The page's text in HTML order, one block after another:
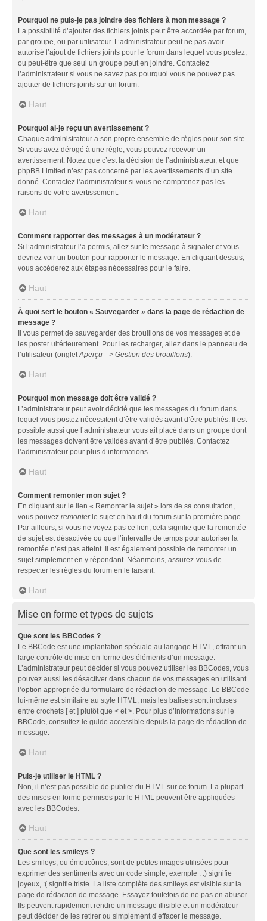
Pourquoi ne puis-je pas joindre des fichiers à mon message ?
La possibilité d’ajouter des fichiers joints peut être accordée par forum,
par groupe, ou par utilisateur. L’administrateur peut ne pas avoir
autorisé l’ajout de fichiers joints pour le forum dans lequel vous postez,
ou peut-être que seul un groupe peut en joindre. Contactez
l’administrateur si vous ne savez pas pourquoi vous ne pouvez pas
ajouter de fichiers joints sur un forum.
Haut
Pourquoi ai-je reçu un avertissement ?
Chaque administrateur a son propre ensemble de règles pour son site.
Si vous avez dérogé à une règle, vous pouvez recevoir un
avertissement. Notez que c’est la décision de l’administrateur, et que
phpBB Limited n’est pas concerné par les avertissements d’un site
donné. Contactez l’administrateur si vous ne comprenez pas les
raisons de votre avertissement.
Haut
Comment rapporter des messages à un modérateur ?
Si l’administrateur l’a permis, allez sur le message à signaler et vous
devriez voir un bouton pour rapporter le message. En cliquant dessus,
vous accéderez aux étapes nécessaires pour le faire.
Haut
À quoi sert le bouton « Sauvegarder » dans la page de rédaction de
message ?
Il vous permet de sauvegarder des brouillons de vos messages et de
les poster ultérieurement. Pour les recharger, allez dans le panneau de
l’utilisateur (onglet Aperçu --> Gestion des brouillons).
Haut
Pourquoi mon message doit être validé ?
L’administrateur peut avoir décidé que les messages du forum dans
lequel vous postez nécessitent d’être validés avant d’être publiés. Il est
possible aussi que l’administrateur vous ait placé dans un groupe dont
les messages doivent être validés avant d’être publiés. Contactez
l’administrateur pour plus d’informations.
Haut
Comment remonter mon sujet ?
En cliquant sur le lien « Remonter le sujet » lors de sa consultation,
vous pouvez remonterle sujet en haut du forum sur la première page.
Par ailleurs, si vous ne voyez pas ce lien, cela signifie que la remontée
de sujet est désactivée ou que l’intervalle de temps pour autoriser la
remontée n’est pas atteint. Il est également possible de remonter un
sujet simplement en y répondant. Néanmoins, assurez-vous de
respecter les règles du forum en le faisant.
Haut
Mise en forme et types de sujets
Que sont les BBCodes ?
Le BBCode est une implantation spéciale au langage HTML, offrant un
large contrôle de mise en forme des éléments d’un message.
L’administrateur peut décider si vous pouvez utiliser les BBCodes, vous
pouvez aussi les désactiver dans chacun de vos messages en utilisant
l’option appropriée du formulaire de rédaction de message. Le BBCode
lui-même est similaire au style HTML, mais les balises sont incluses
entre crochets [ et ] plutôt que < et >. Pour plus d’informations sur le
BBCode, consultez le guide accessible depuis la page de rédaction de
message.
Haut
Puis-je utiliser le HTML ?
Non, il n’est pas possible de publier du HTML sur ce forum. La plupart
des mises en forme permises par le HTML peuvent être appliquées
avec les BBCodes.
Haut
Que sont les smileys ?
Les smileys, ou émoticônes, sont de petites images utilisées pour
exprimer des sentiments avec un code simple, exemple : :) signifie
joyeux, :( signifie triste. La liste complète des smileys est visible sur la
page de rédaction de message. Essayez toutefois de ne pas en abuser.
Ils peuvent rapidement rendre un message illisible et un modérateur
peut décider de les retirer ou simplement d’effacer le message.